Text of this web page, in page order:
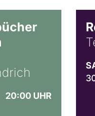
20:00 UHR